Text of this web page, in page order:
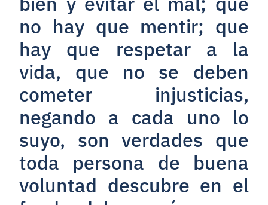
no hay que mentir; que
hay que respetar a la
vida, que no se deben
cometer injusticias,
negando a cada uno lo
suyo, son verdades que
toda persona de buena
voluntad descubre en el